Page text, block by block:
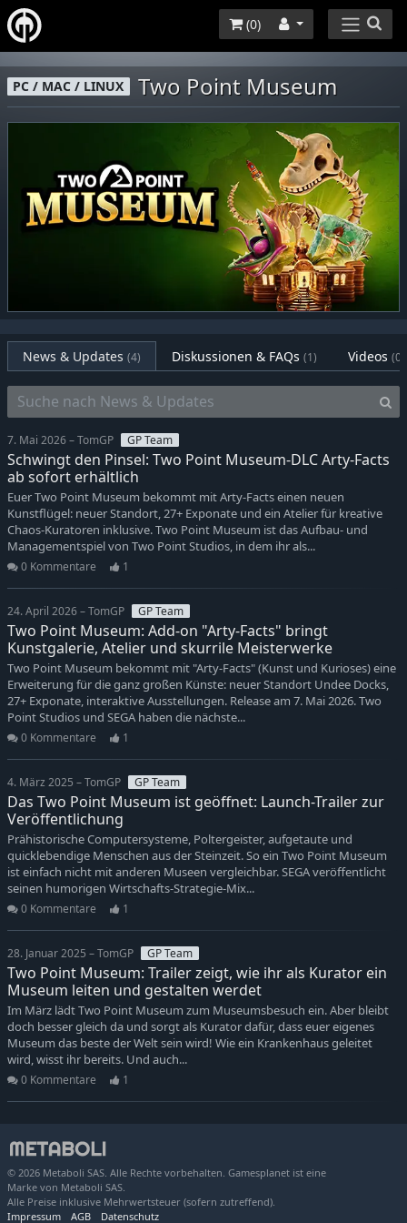
(0)
PC / MAC / LINUX Two Point Museum
News & Updates (4) Diskussionen & FAQs (1) Videos (0)
7. Mai 2026 – TomGP GP Team
Schwingt den Pinsel: Two Point Museum-DLC Arty-Facts
ab sofort erhältlich
Euer Two Point Museum bekommt mit Arty-Facts einen neuen
Kunstflügel: neuer Standort, 27+ Exponate und ein Atelier für kreative
Chaos-Kuratoren inklusive. Two Point Museum ist das Aufbau- und
Managementspiel von Two Point Studios, in dem ihr als...
0 Kommentare 1
24. April 2026 – TomGP GP Team
Two Point Museum: Add-on "Arty-Facts" bringt
Kunstgalerie, Atelier und skurrile Meisterwerke
Two Point Museum bekommt mit "Arty-Facts" (Kunst und Kurioses) eine
Erweiterung für die ganz großen Künste: neuer Standort Undee Docks,
27+ Exponate, interaktive Ausstellungen. Release am 7. Mai 2026. Two
Point Studios und SEGA haben die nächste...
0 Kommentare 1
4. März 2025 – TomGP GP Team
Das Two Point Museum ist geöffnet: Launch-Trailer zur
Veröffentlichung
Prähistorische Computersysteme, Poltergeister, aufgetaute und
quicklebendige Menschen aus der Steinzeit. So ein Two Point Museum
ist einfach nicht mit anderen Museen vergleichbar. SEGA veröffentlicht
seinen humorigen Wirtschafts-Strategie-Mix...
0 Kommentare 1
28. Januar 2025 – TomGP GP Team
Two Point Museum: Trailer zeigt, wie ihr als Kurator ein
Museum leiten und gestalten werdet
Im März lädt Two Point Museum zum Museumsbesuch ein. Aber bleibt
doch besser gleich da und sorgt als Kurator dafür, dass euer eigenes
Museum das beste der Welt sein wird! Wie ein Krankenhaus geleitet
wird, wisst ihr bereits. Und auch...
0 Kommentare 1
© 2026 Metaboli SAS. Alle Rechte vorbehalten. Gamesplanet ist eine
Marke von Metaboli SAS.
Alle Preise inklusive Mehrwertsteuer (sofern zutreffend).
Impressum
AGB Datenschutz